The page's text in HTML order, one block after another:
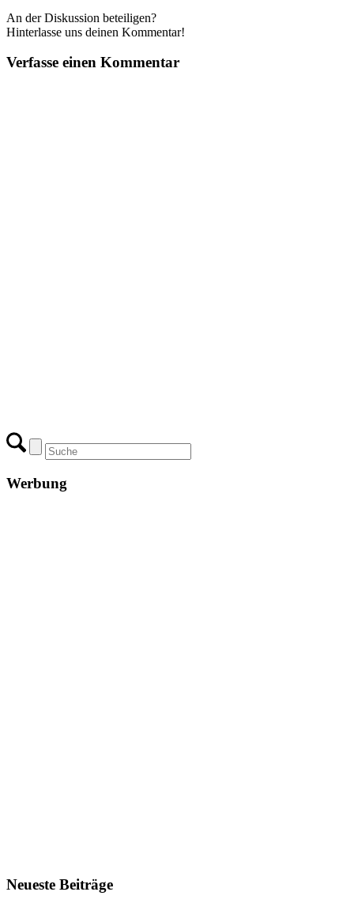
An der Diskussion beteiligen?
Hinterlasse uns deinen Kommentar!
Verfasse einen Kommentar
Werbung
Neueste Beiträge